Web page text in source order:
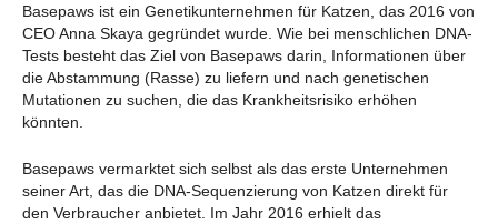
Basepaws ist ein Genetikunternehmen für Katzen, das 2016 von
CEO Anna Skaya gegründet wurde. Wie bei menschlichen DNA-
Tests besteht das Ziel von Basepaws darin, Informationen über
die Abstammung (Rasse) zu liefern und nach genetischen
Mutationen zu suchen, die das Krankheitsrisiko erhöhen
könnten.
Basepaws vermarktet sich selbst als das erste Unternehmen
seiner Art, das die DNA-Sequenzierung von Katzen direkt für
den Verbraucher anbietet. Im Jahr 2016 erhielt das